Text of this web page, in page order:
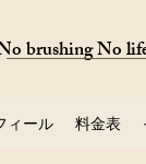
brushing No
ィール 料金表